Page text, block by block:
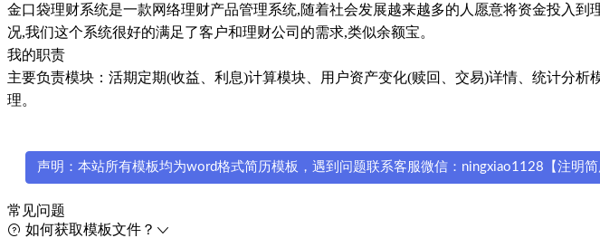
金口袋理财系统是一款网络理财产品管理系统,随着社会发展越来越多的人愿意将资金投入
况,我们这个系统很好的满足了客户和理财公司的需求,类似余额宝。
我的职责
主要负责模块：活期定期(收益、利息)计算模块、用户资产变化(赎回、交易)详情、统计分
理。
声明：本站所有模板均为word格式简历模板，遇到问题联系客服微信：ningxiao1128【注明
常见问题
如何获取模板文件？